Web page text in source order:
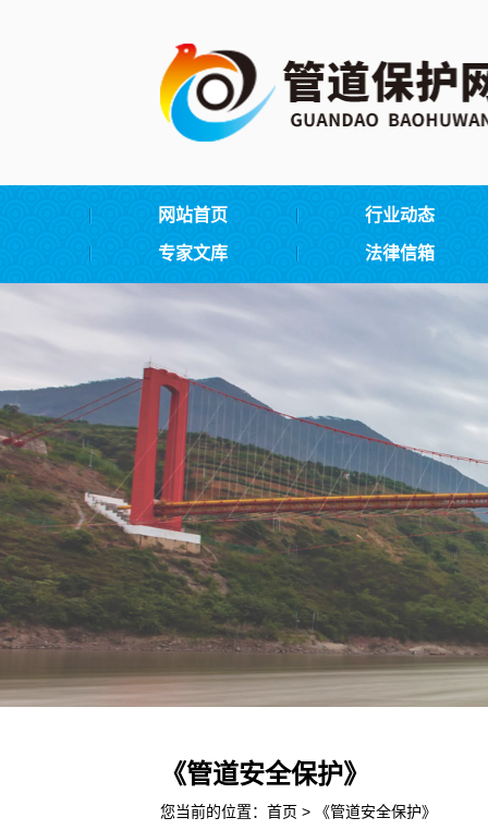
网站首页 行业动态
专家文库 法律信箱
《管道安全保护》
您当前的位置： 首页 > 《管道安全保护》